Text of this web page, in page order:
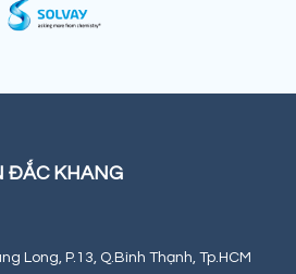
ĐẮC KHANG
Long, P.13, Q.Bình Thạnh, Tp.HCM